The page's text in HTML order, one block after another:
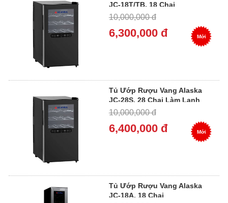
JC-18T/TB, 18 Chai
10,000,000 đ
6,300,000 đ Mới
Tủ Ướp Rượu Vang Alaska
JC-28S, 28 Chai Làm Lạnh
Điện Tử
10,000,000 đ
6,400,000 đ Mới
Tủ Ướp Rượu Vang Alaska
JC-18A, 18 Chai